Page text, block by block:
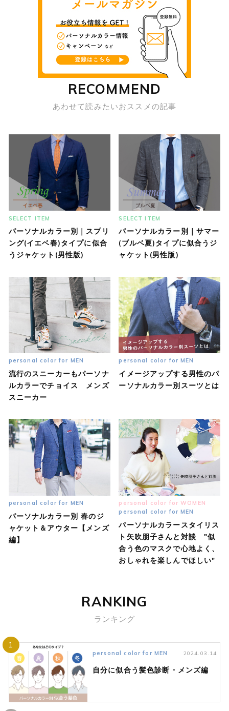
RECOMMEND
あわせて読みたいおススメの記事
SELECT ITEM
パーソナルカラー別｜スプリ
ング(イエベ春)タイプに似合
うジャケット(男性版)
SELECT ITEM
パーソナルカラー別｜サマー
(ブルベ夏)タイプに似合うジ
ャケット(男性版)
personal color for MEN
流行のスニーカーもパーソナ
ルカラーでチョイス メンズ
スニーカー
personal color for MEN
イメージアップする男性のパ
ーソナルカラー別スーツとは
personal color for MEN
パーソナルカラー別 春のジ
ャケット＆アウター【メンズ
編】
personal color for WOMEN
personal color for MEN
パーソナルカラースタイリス
ト矢吹朋子さんと対談 "似
合う色のマスクで心地よく、
おしゃれを楽しんでほしい"
RANKING
ランキング
1
personal color for MEN 2024.03.14
自分に似合う髪色診断・メンズ編